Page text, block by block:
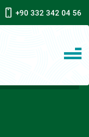
+90 332 342 04 56